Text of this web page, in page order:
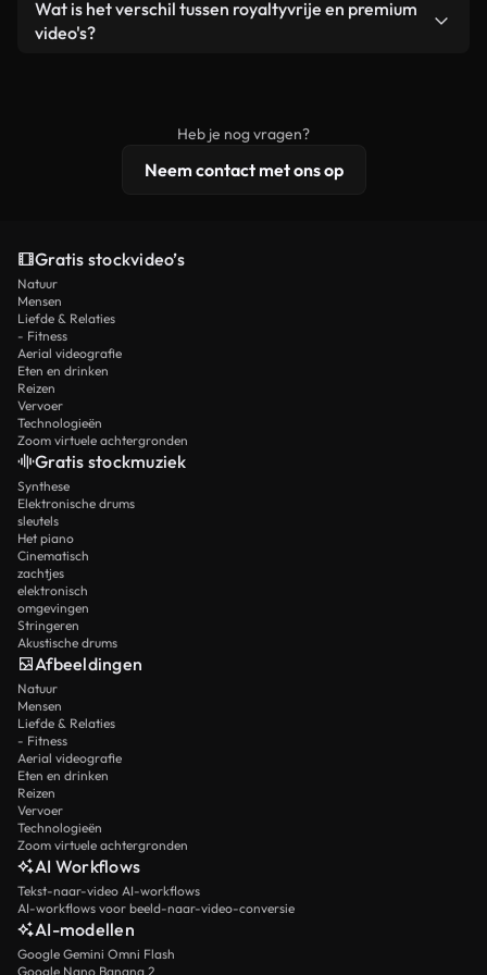
een losstaand product.
remixen. Zorg er wel voor dat het eindproduct
Wat is het verschil tussen royaltyvrije en premium
video's?
licentiebescherming omvat.
Heb je nog vragen?
Neem contact met ons op
Gratis stockvideo’s
Natuur
Mensen
Liefde & Relaties
- Fitness
Aerial videografie
Eten en drinken
Reizen
Vervoer
Technologieën
Zoom virtuele achtergronden
Gratis stockmuziek
Synthese
Elektronische drums
sleutels
Het piano
Cinematisch
zachtjes
elektronisch
omgevingen
Stringeren
Akustische drums
Afbeeldingen
Natuur
Mensen
Liefde & Relaties
- Fitness
Aerial videografie
Eten en drinken
Reizen
Vervoer
Technologieën
Zoom virtuele achtergronden
AI Workflows
Tekst-naar-video AI-workflows
AI-workflows voor beeld-naar-video-conversie
AI-modellen
Google Gemini Omni Flash
Google Nano Banana 2